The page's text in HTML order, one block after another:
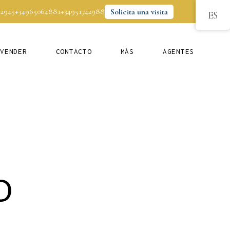
+34965064881+34951742988 Solicita una visita
VENDER CONTACTO MÁS AGENTES
ES